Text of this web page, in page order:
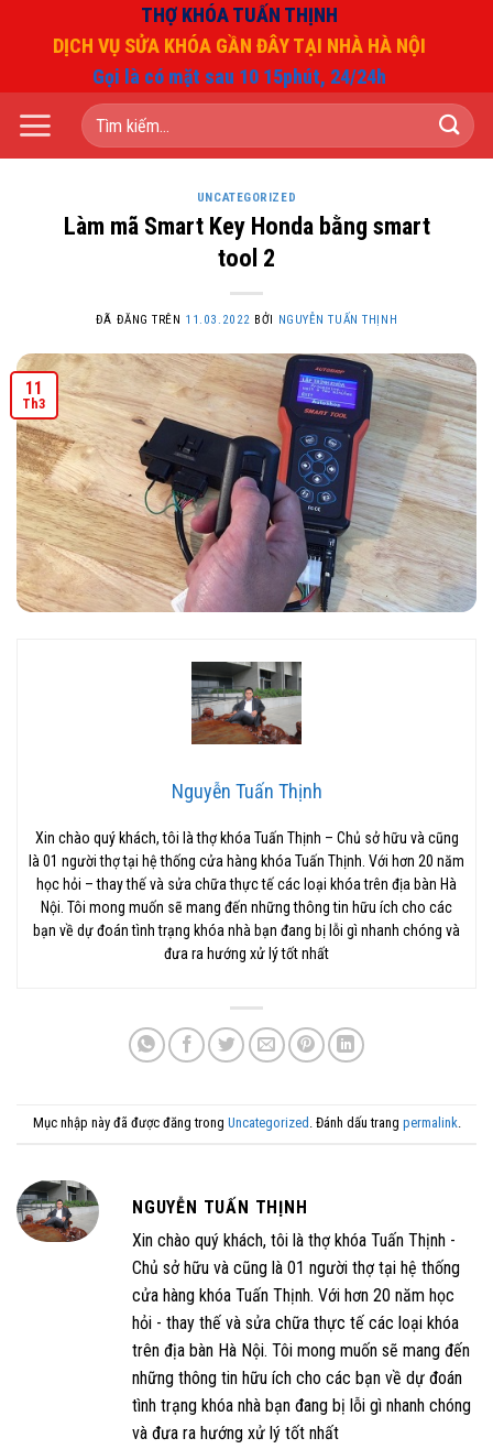
dung
THỢ KHÓA TUẤN THỊNH
DỊCH VỤ SỬA KHÓA GẦN ĐÂY TẠI NHÀ HÀ NỘI
Gọi là có mặt sau 10 15phút, 24/24h
Tìm
kiếm:
UNCATEGORIZED
Làm mã Smart Key Honda bằng smart
tool 2
ĐÃ ĐĂNG TRÊN 11.03.2022 BỞI NGUYỄN TUẤN THỊNH
11
Th3
Nguyễn Tuấn Thịnh
Xin chào quý khách, tôi là thợ khóa Tuấn Thịnh – Chủ sở hữu và cũng
là 01 người thợ tại hệ thống cửa hàng khóa Tuấn Thịnh. Với hơn 20 năm
học hỏi – thay thế và sửa chữa thực tế các loại khóa trên địa bàn Hà
Nội. Tôi mong muốn sẽ mang đến những thông tin hữu ích cho các
bạn về dự đoán tình trạng khóa nhà bạn đang bị lỗi gì nhanh chóng và
đưa ra hướng xử lý tốt nhất
Mục nhập này đã được đăng trong Uncategorized . Đánh dấu trang permalink.
NGUYỄN TUẤN THỊNH
Xin chào quý khách, tôi là thợ khóa Tuấn Thịnh -
Chủ sở hữu và cũng là 01 người thợ tại hệ thống
cửa hàng khóa Tuấn Thịnh. Với hơn 20 năm học
hỏi - thay thế và sửa chữa thực tế các loại khóa
trên địa bàn Hà Nội. Tôi mong muốn sẽ mang đến
những thông tin hữu ích cho các bạn về dự đoán
tình trạng khóa nhà bạn đang bị lỗi gì nhanh chóng
và đưa ra hướng xử lý tốt nhất